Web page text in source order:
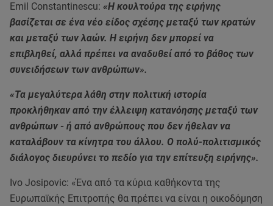
Emil Constantinescu: «Η κουλτούρα της ειρήνης
βασίζεται σε ένα νέο είδος σχέσης μεταξύ των κρατών
και μεταξύ των λαών. Η ειρήνη δεν μπορεί να
επιβληθεί, αλλά πρέπει να αναδυθεί από το βάθος των
συνειδήσεων των ανθρώπων».
«Τα μεγαλύτερα λάθη στην πολιτική ιστορία
προκλήθηκαν από την έλλειψη κατανόησης μεταξύ των
ανθρώπων - ή από ανθρώπους που δεν ήθελαν να
καταλάβουν τα κίνητρα του άλλου. Ο πολύ-πολιτισμικός
διάλογος διευρύνει το πεδίο για την επίτευξη ειρήνης».
Ivo Josipovic: «Ένα από τα κύρια καθήκοντα της
Ευρωπαϊκής Επιτροπής θα πρέπει να είναι η οικοδόμηση